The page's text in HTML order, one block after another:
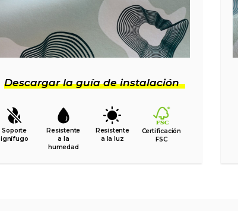
Descargar la guía de instalación
Soporte
ignífugo
Resistente
a la
humedad
Resistente
a la luz
Certificación
FSC